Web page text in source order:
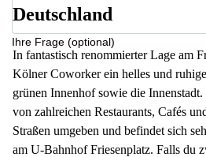
Ihre Frage (optional)
Deutschland
​In fantastisch renommierter Lage am
Kölner Coworker ein helles und
grünen Innenhof sowie die
von zahlreichen Restaurants, Cafés
Straßen umgeben und befindet sich
am U-Bahnhof Friesenplatz. Falls du